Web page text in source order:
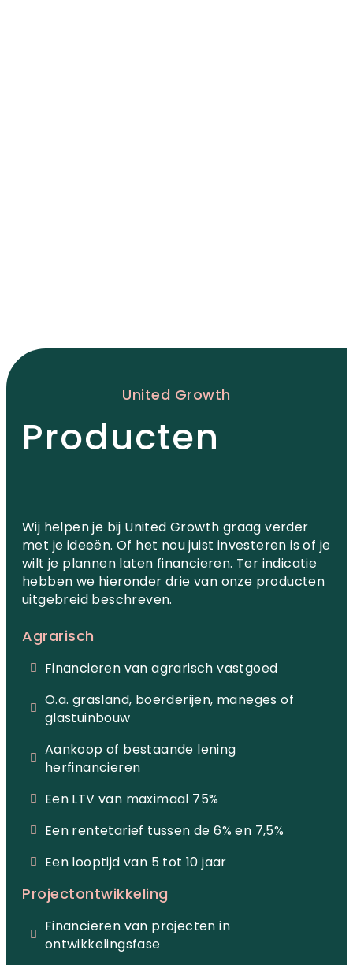
United Growth
Producten
Wij helpen je bij United Growth graag verder
met je ideeën. Of het nou juist investeren is of je
wilt je plannen laten financieren. Ter indicatie
hebben we hieronder drie van onze producten
uitgebreid beschreven.
Agrarisch
Financieren van agrarisch vastgoed
O.a. grasland, boerderijen, maneges of
glastuinbouw
Aankoop of bestaande lening
herfinancieren
Een LTV van maximaal 75%
Een rentetarief tussen de 6% en 7,5%
Een looptijd van 5 tot 10 jaar
Projectontwikkeling
Financieren van projecten in
ontwikkelingsfase